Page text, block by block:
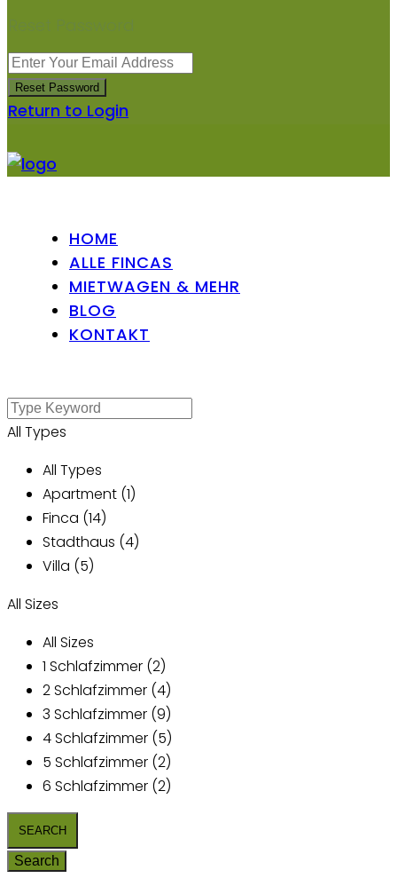
Reset Password
Reset Password
Return to Login
HOME
ALLE FINCAS
MIETWAGEN & MEHR
BLOG
KONTAKT
All Types
All Types
Apartment (1)
Finca (14)
Stadthaus (4)
Villa (5)
All Sizes
All Sizes
1 Schlafzimmer (2)
2 Schlafzimmer (4)
3 Schlafzimmer (9)
4 Schlafzimmer (5)
5 Schlafzimmer (2)
6 Schlafzimmer (2)